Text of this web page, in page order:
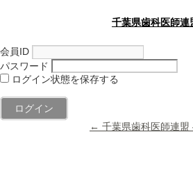
千葉県歯科医師連
会員ID
パスワード
ログイン状態を保存する
← 千葉県歯科医師連盟